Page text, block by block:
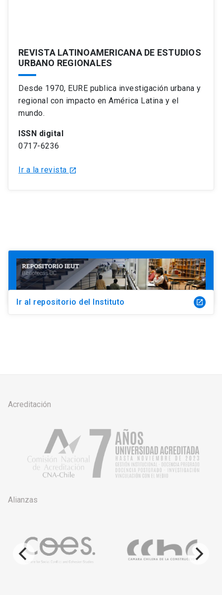
REVISTA LATINOAMERICANA DE ESTUDIOS
URBANO REGIONALES
Desde 1970, EURE publica investigación urbana y
regional con impacto en América Latina y el
mundo.
ISSN digital
0717-6236
Ir a la revista launch
Ir al repositorio del Instituto launch
Acreditación
Alianzas